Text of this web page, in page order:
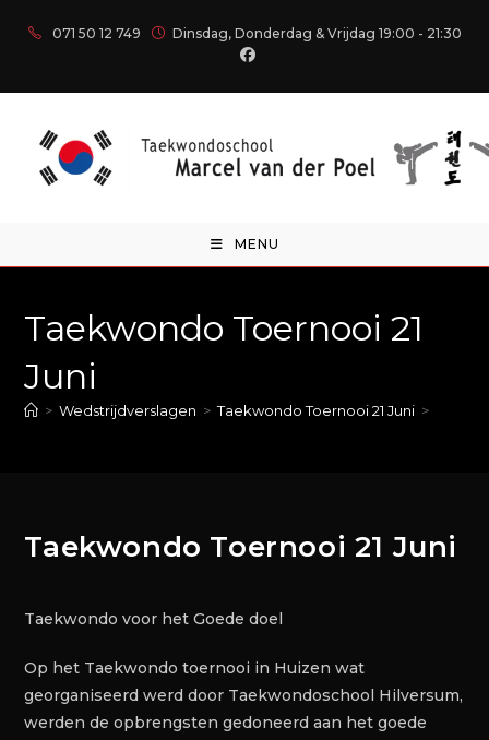
071 50 12 749 Dinsdag, Donderdag & Vrijdag 19:00 - 21:30
MENU
Taekwondo Toernooi 21
Juni
> Wedstrijdverslagen > Taekwondo Toernooi 21 Juni >
Taekwondo Toernooi 21 Juni
Taekwondo voor het Goede doel
Op het Taekwondo toernooi in Huizen wat
georganiseerd werd door Taekwondoschool Hilversum,
werden de opbrengsten gedoneerd aan het goede